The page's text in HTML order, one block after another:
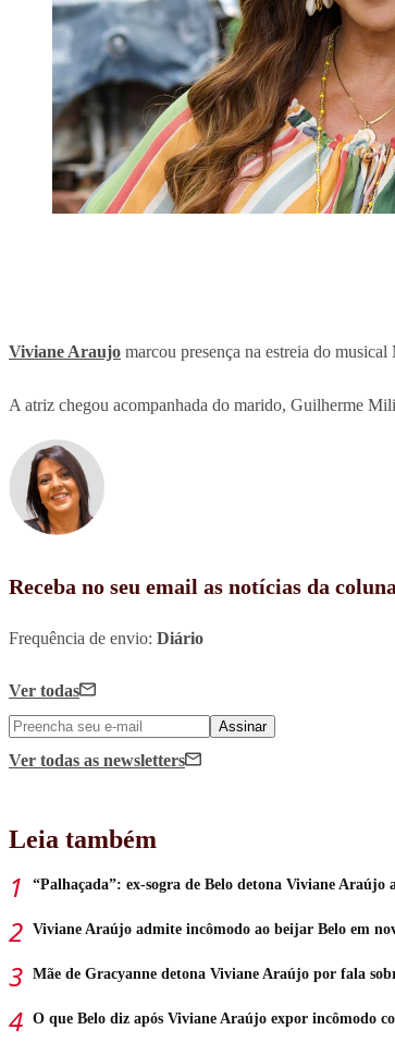
Viviane Araujo marcou presença na estreia do
A atriz chegou acompanhada do marido, Guilherme
Receba no seu email as notícias da
Frequência de envio: Diário
Ver todas
Assinar
Ver todas as newsletters
Leia também
“Palhaçada”: ex-sogra de Belo detona Viviane Araújo
Viviane Araújo admite incômodo ao beijar Belo em
Mãe de Gracyanne detona Viviane Araújo por fala
O que Belo diz após Viviane Araújo expor incômodo